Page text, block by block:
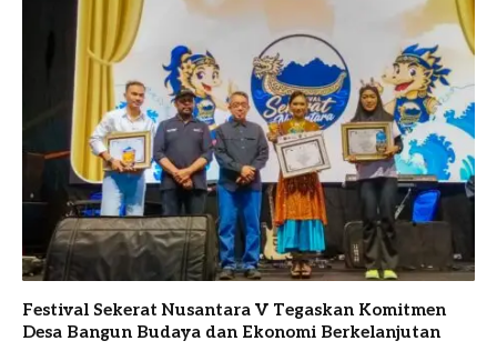
Festival Sekerat Nusantara V Tegaskan Komitmen
Desa Bangun Budaya dan Ekonomi Berkelanjutan